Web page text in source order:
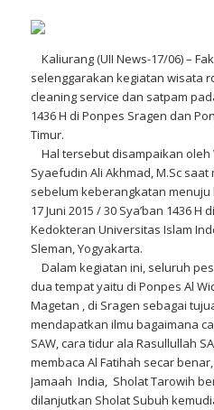
Kaliurang (UII News-17/06) –
selenggarakan kegiatan wisata
cleaning service dan satpam
1436 H di Ponpes Sragen dan
Timur.
Hal tersebut disampaikan oleh
Syaefudin Ali Akhmad, M.Sc
sebelum keberangkatan
17 Juni 2015 / 30 Sya’ban 1436 H
Kedokteran Universitas Islam
Sleman, Yogyakarta.
Dalam kegiatan ini, seluruh
dua tempat yaitu di Ponpes Al
Magetan , di Sragen sebagai
mendapatkan ilmu bagaimana
SAW, cara tidur ala Rasullullah
membaca Al Fatihah secar
Jamaah India, Sholat Tarowih
dilanjutkan Sholat Subuh